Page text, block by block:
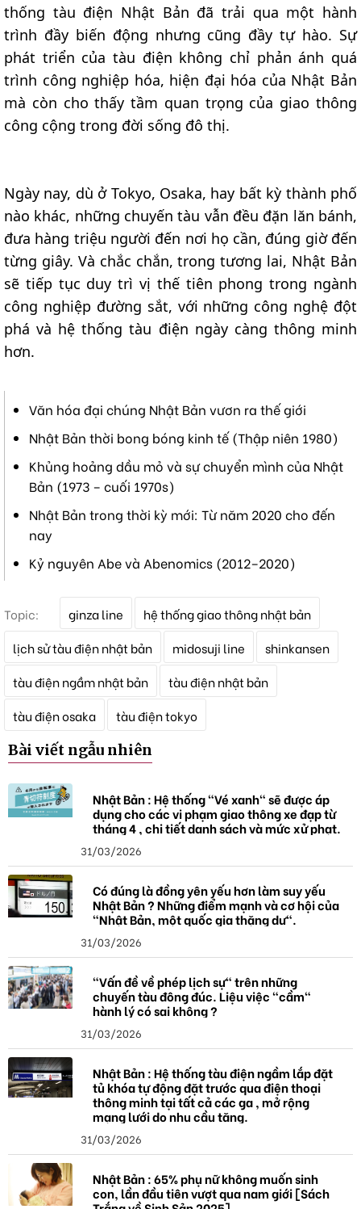
thống tàu điện Nhật Bản đã trải qua một hành
trình đầy biến động nhưng cũng đầy tự hào. Sự
phát triển của tàu điện không chỉ phản ánh quá
trình công nghiệp hóa, hiện đại hóa của Nhật Bản
mà còn cho thấy tầm quan trọng của giao thông
công cộng trong đời sống đô thị.
Ngày nay, dù ở Tokyo, Osaka, hay bất kỳ thành phố
nào khác, những chuyến tàu vẫn đều đặn lăn bánh,
đưa hàng triệu người đến nơi họ cần, đúng giờ đến
từng giây. Và chắc chắn, trong tương lai, Nhật Bản
sẽ tiếp tục duy trì vị thế tiên phong trong ngành
công nghiệp đường sắt, với những công nghệ đột
phá và hệ thống tàu điện ngày càng thông minh
hơn.
Văn hóa đại chúng Nhật Bản vươn ra thế giới
Nhật Bản thời bong bóng kinh tế (Thập niên 1980)
Khủng hoảng dầu mỏ và sự chuyển mình của Nhật
Bản (1973 – cuối 1970s)
Nhật Bản trong thời kỳ mới: Từ năm 2020 cho đến
nay
Kỷ nguyên Abe và Abenomics (2012–2020)
Topic:
h
a
ginza line
hệ thống giao thông nhật bản
lịch sử tàu điện nhật bản
midosuji line
shinkansen
tàu điện ngầm nhật bản
tàu điện nhật bản
tàu điện osaka
tàu điện tokyo
Bài viết ngẫu nhiên
Nhật Bản : Hệ thống "Vé xanh" sẽ được áp
dụng cho các vi phạm giao thông xe đạp từ
tháng 4 , chi tiết danh sách và mức xử phạt.
31/03/2026
Có đúng là đồng yên yếu hơn làm suy yếu
Nhật Bản ? Những điểm mạnh và cơ hội của
"Nhật Bản, một quốc gia thặng dư".
31/03/2026
"Vấn đề về phép lịch sự" trên những
chuyến tàu đông đúc. Liệu việc "cầm"
hành lý có sai không ?
31/03/2026
Nhật Bản : Hệ thống tàu điện ngầm lắp đặt
tủ khóa tự động đặt trước qua điện thoại
thông minh tại tất cả các ga , mở rộng
mạng lưới do nhu cầu tăng.
31/03/2026
Nhật Bản : 65% phụ nữ không muốn sinh
con, lần đầu tiên vượt qua nam giới [Sách